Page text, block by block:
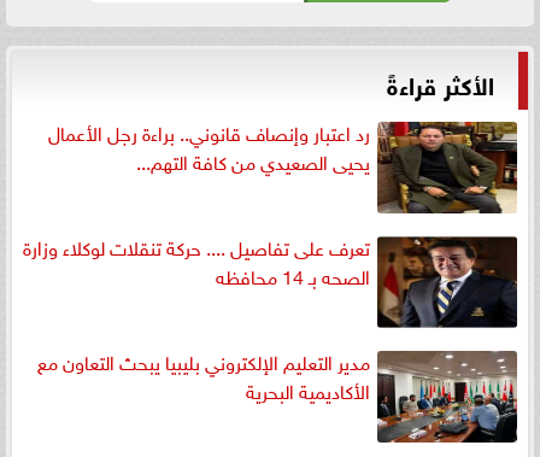
الأكثر قراءةً
رد اعتبار وإنصاف قانوني.. براءة رجل الأعمال
يحيى الصعيدي من كافة التهم...
تعرف على تفاصيل .... حركة تنقلات لوكلاء وزارة
الصحه بـ 14 محافظه
مدير التعليم الإلكتروني بليبيا يبحث التعاون مع
الأكاديمية البحرية